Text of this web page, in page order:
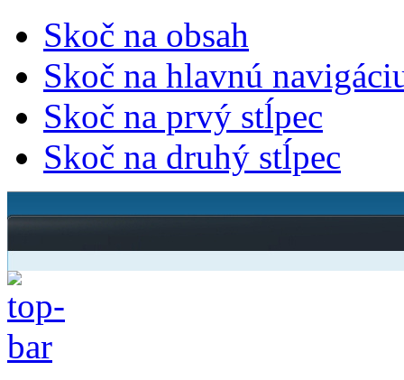
Skoč na obsah
Skoč na hlavnú
Skoč na prvý stĺpec
Skoč na druhý stĺpec